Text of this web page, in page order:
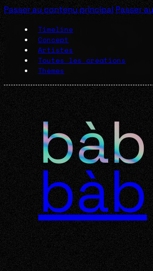
Passer au contenu principal Passer
Timeline
Concept
Artistes
Toutes les créations
Thèmes
bàb